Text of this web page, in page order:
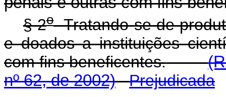
§ 2oTratando-se de
e doados a instituições
com fins beneficentes.
nº 62, de 2002)
Prejudicada